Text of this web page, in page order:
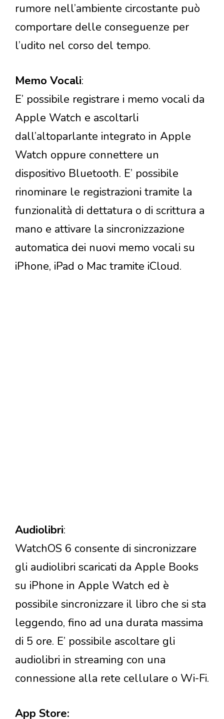
rumore nell’ambiente circostante può
comportare delle conseguenze per
l’udito nel corso del tempo.
Memo Vocali:
E’ possibile registrare i memo vocali da
Apple Watch e ascoltarli
dall’altoparlante integrato in Apple
Watch oppure connettere un
dispositivo Bluetooth. E’ possibile
rinominare le registrazioni tramite la
funzionalità di dettatura o di scrittura a
mano e attivare la sincronizzazione
automatica dei nuovi memo vocali su
iPhone, iPad o Mac tramite iCloud.
Audiolibri:
WatchOS 6 consente di sincronizzare
gli audiolibri scaricati da Apple Books
su iPhone in Apple Watch ed è
possibile sincronizzare il libro che si sta
leggendo, fino ad una durata massima
di 5 ore. E’ possibile ascoltare gli
audiolibri in streaming con una
connessione alla rete cellulare o Wi-Fi.
App Store: